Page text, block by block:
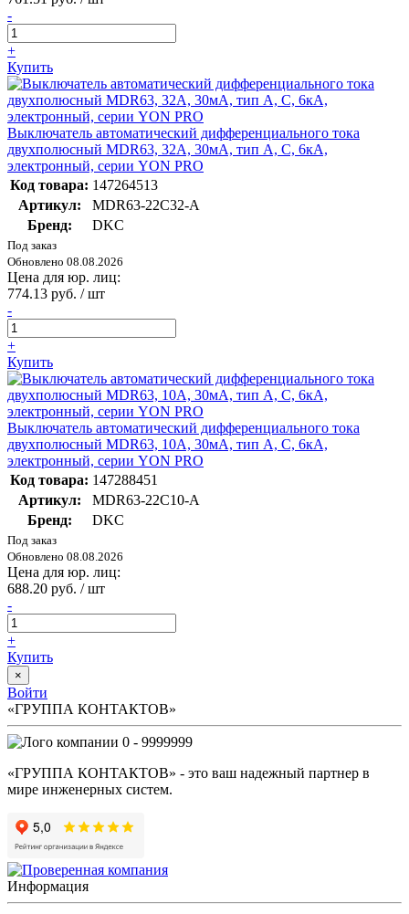
-
+
Купить
Выключатель автоматический дифференциального тока
двухполюсный MDR63, 32А, 30мА, тип A, C, 6кА,
электронный, серии YON PRO
Код товара: 147264513
Артикул:
MDR63-22C32-A
Бренд:
DKC
Под заказ
Обновлено 08.08.2026
Цена для юр. лиц:
774.13 руб. / шт
-
+
Купить
Выключатель автоматический дифференциального тока
двухполюсный MDR63, 10А, 30мА, тип A, C, 6кА,
электронный, серии YON PRO
Код товара: 147288451
Артикул:
MDR63-22C10-A
Бренд:
DKC
Под заказ
Обновлено 08.08.2026
Цена для юр. лиц:
688.20 руб. / шт
-
+
Купить
×
Войти
«ГРУППА КОНТАКТОВ»
0 - 9999999
«ГРУППА КОНТАКТОВ» - это ваш надежный партнер в
мире инженерных систем.
Информация